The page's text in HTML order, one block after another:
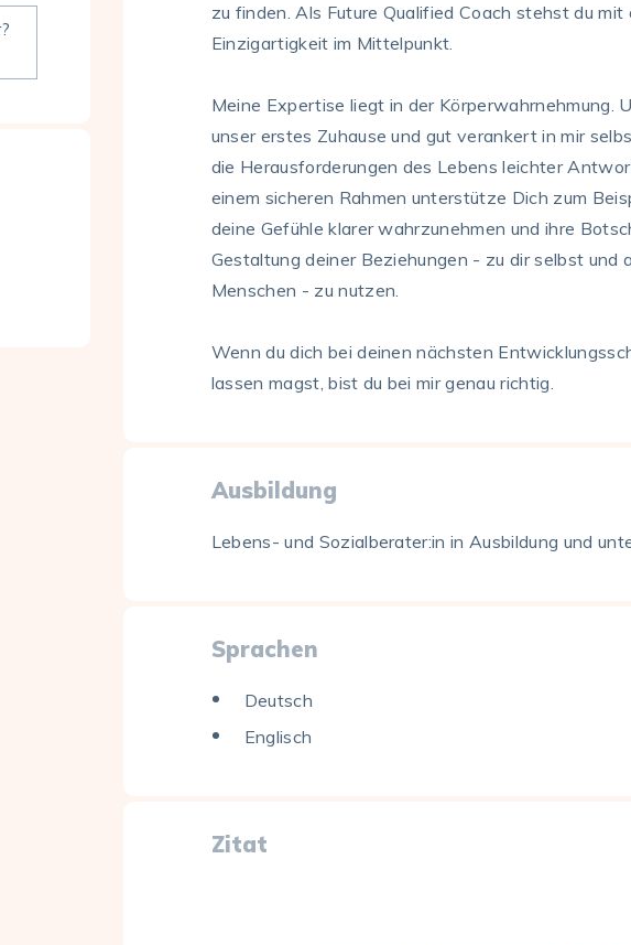
zu finden. Als Future Qualified Coach stehst du mit
Einzigartigkeit im Mittelpunkt.
Meine Expertise liegt in der Körperwahrnehmung.
unser erstes Zuhause und gut verankert in mir
die Herausforderungen des Lebens leichter
einem sicheren Rahmen unterstütze Dich zum
deine Gefühle klarer wahrzunehmen und ihre
Gestaltung deiner Beziehungen - zu dir selbst und
Menschen - zu nutzen.
Wenn du dich bei deinen nächsten
lassen magst, bist du bei mir genau richtig.
Ausbildung
Lebens- und Sozialberater:in in Ausbildung und
Sprachen
Deutsch
Englisch
Zitat